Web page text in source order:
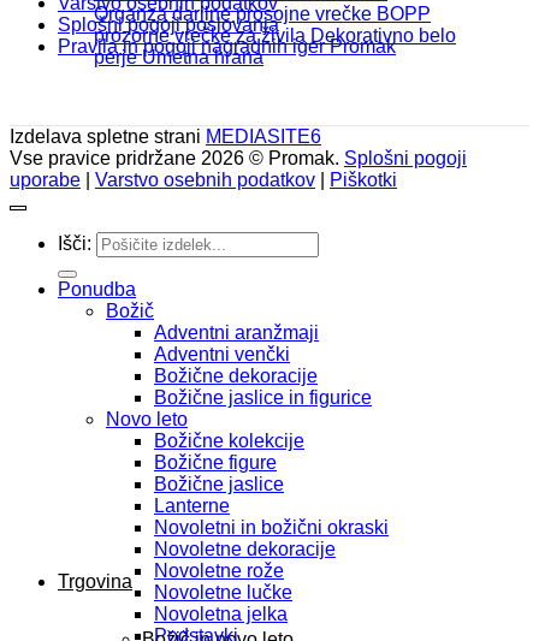
Organza darilne prosojne vrečke BOPP
prozorne vrečke za živila Dekorativno belo
perje Umetna hrana
Trgovina
Splošni pogoji poslovanja
Pravila in pogoji nagradnih iger Promak
Izdelava spletne strani MEDIASITE6
Vse pravice pridržane 2026 © Promak. Splošni pogoji
uporabe
Varstvo osebnih podatkov Piškotki
Išči:
Ponudba
Božič
Adventni aranžmaji
Adventni venčki
Božične dekoracije
Božične jaslice in figurice
Novo leto
Božične kolekcije
Božične figure
Božične jaslice
Lanterne
Novoletni in božični okraski
Novoletne dekoracije
Novoletne rože
Novoletne lučke
Novoletna jelka
Podstavki